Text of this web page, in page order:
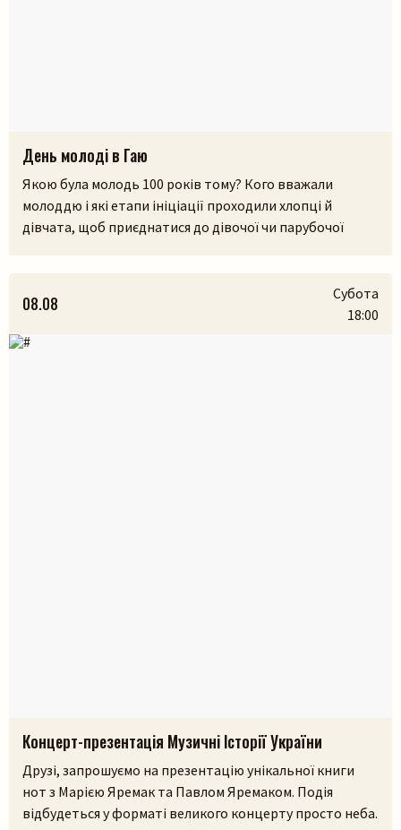
Шукати
День молоді в Гаю
Якою була молодь 100 років тому? Кого вважали
молоддю і які етапи ініціації проходили хлопці й
дівчата, щоб приєднатися до дівочої чи парубочої
дівоцтво і парубоцтво в українській традиції з
проєктом «Домів», […]
08.08
Субота
18:00
Концерт-презентація Музичні Історії України
Друзі, запрошуємо на презентацію унікальної книги
нот з Марією Яремак та Павлом Яремаком. Подія
відбудеться у форматі великого концерту просто неба.